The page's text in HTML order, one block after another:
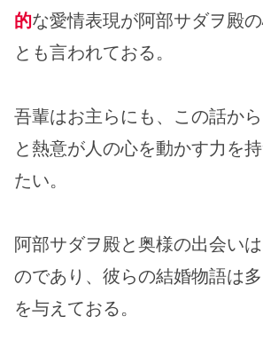
的な愛情表現が阿部サダヲ殿
とも言われておる。
吾輩はお主らにも、この話か
と熱意が人の心を動かす力を
たい。
阿部サダヲ殿と奥様の出会い
のであり、彼らの結婚物語は
を与えておる。